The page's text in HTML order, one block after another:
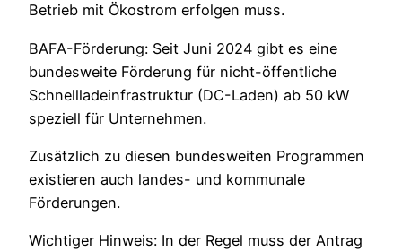
Betrieb mit Ökostrom erfolgen muss.
BAFA-Förderung: Seit Juni 2024 gibt es eine
bundesweite Förderung für nicht-öffentliche
Schnellladeinfrastruktur (DC-Laden) ab 50 kW
speziell für Unternehmen.
Zusätzlich zu diesen bundesweiten Programmen
existieren auch landes- und kommunale
Förderungen.
Wichtiger Hinweis: In der Regel muss der Antrag